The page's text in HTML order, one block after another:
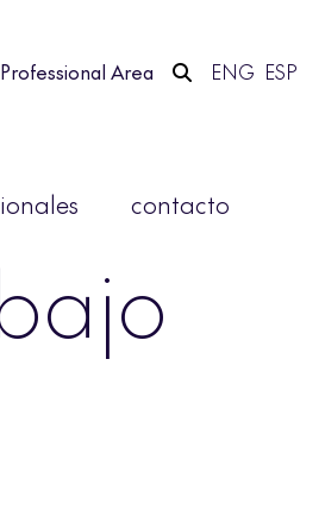
Professional Area ENG ESP
contacto